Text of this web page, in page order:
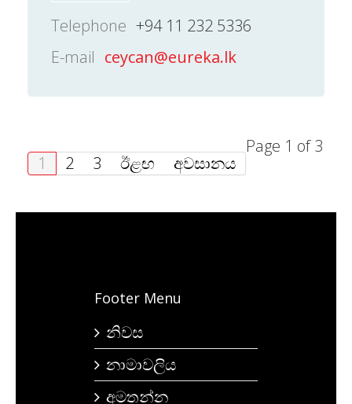
Telephone +94 11 232 5336
E-mail ceycan@eureka.lk
Page 1 of 3
1
2 3 ඊළඟ අවසානය
Footer Menu
නිවස
නාමාවලිය
අමතන්න